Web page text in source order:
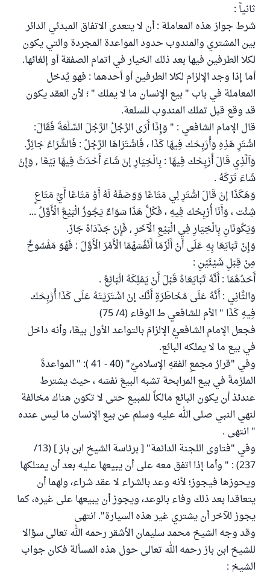
ثانياً :
شرط جواز هذه المعاملة : أن لا يتعدى الاتفاق المبدئي الدائر
بين المشتري والمندوب حدود المواعدة المجردة والتي يكون
لكلا الطرفين فيها بعد ذلك الخيار في اتمام الصفقة أو إلغائها.
أما إذا وجد الإلزام لكلا الطرفين أو أحدهما : فهو يُدخل
المعاملة في باب " بيع الإنسان ما لا يملك " ؛ لأن العقد يكون
قد وقع قبل تملك المندوب للسلعة.
قال الإمام الشافعي : " وَإِذَا أَرَى الرَّجُلُ الرَّجُلَ السِّلْعَةَ فَقَالَ:
اشْتَرِ هَذِهِ وَأُرْبِحْك فِيهَا كَذَا ، فَاشْتَرَاهَا الرَّجُلُ : فَالشِّرَاءُ جَائِزٌ.
وَاَلَّذِي قَالَ أُرْبِحْك فِيهَا : بِالْخِيَارِ إنْ شَاءَ أَحْدَثَ فِيهَا بَيْعًا , وَإِنْ
شَاءَ تَرَكَهُ .
وَهَكَذَا إنْ قَالَ اشْتَرِ لِي مَتَاعًا وَوَصَفَهُ لَهُ أَوْ مَتَاعًا أَيَّ مَتَاعٍ
شِئْت ، وَأَنَا أُرْبِحْك فِيهِ ، فَكُلُّ هَذَا سَوَاءٌ يَجُوزُ الْبَيْعُ الْأَوَّلُ ...
وَيَكُونَانِ بِالْخِيَارِ فِي الْبَيْعِ الْآخَرِ , فَإِنْ جَدَّدَاهُ جَازَ.
وَإِنْ تَبَايَعَا بِهِ عَلَى أَنْ أَلْزَمَا أَنْفُسَهُمَا الْأَمْرَ الْأَوَّلَ : فَهُوَ مَفْسُوخٌ
مِنْ قِبَلِ شَيْئَيْنِ :
أَحَدُهُمَا : أَنَّهُ تَبَايَعَاهُ قَبْلَ أَنْ يَمْلِكَهُ الْبَائِعُ .
وَالثَّانِي : أَنَّهُ عَلَى مُخَاطَرَةِ أَنَّك إنْ اشْتَرَيْتَهُ عَلَى كَذَا أُرْبِحْك
فِيهِ كَذَا " الأم للشافعي ط الوفاء (4/ 75)
فجعل الإمام الشافعيُّ الإلزامَ بالتواعد الأول بيعًا، وأنه داخل
في بيع ما لا يملكه البائع.
وفي "قرارُ مجمعِ الفقهِ الإسلاميِّ" (40 - 41 ): " المواعدةَ
الملزمةَ في بيع المرابحة تشبه البيعَ نفسَه ، حيث يشترط
عندئذ أن يكون البائع مالكاً للمبيع حتى لا تكون هناك مخالفة
لنهي النبي صلى الله عليه وسلم عن بيع الإنسان ما ليس عنده
" انتهى .
وفي "فتاوى اللجنة الدائمة" [ برئاسة الشيخ ابن باز ] (13/
237) : " وأما إذا اتفق معه على أن يبيعها عليه بعد أن يمتلكها
ويحوزها فيجوز؛ لأنه وعد بالشراء لا عقد شراء، ولهما أن
يتعاقدا بعد ذلك وفاء بالوعد، ويجوز أن يبيعها على غيره، كما
يجوز للآخر أن يشتري غير هذه السيارة". انتهى
وقد وجه الشيخ محمد سليمان الأشقر رحمه الله تعالى سؤالا
للشيخ ابن باز رحمه الله تعالى حول هذه المسألة فكان جواب
الشيخ :